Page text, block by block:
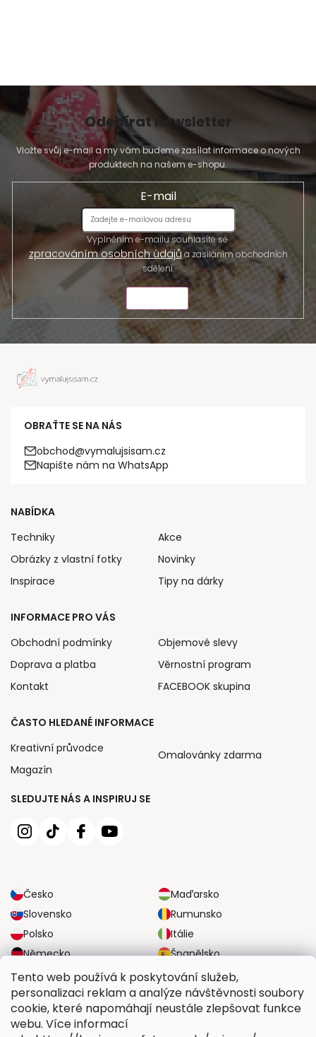
Tento web používá k poskytování služeb,
personalizaci reklam a analýze návštěvnosti soubory
cookie, které napomáhají neustále zlepšovat funkce
webu. Více informací
Odebírat newsletter
Vložte svůj e-mail a my vám budeme zasílat informace o nových
produktech na našem e-shopu.
E-mail
Vyplněním e-mailu souhlasíte se
zpracováním osobních údajůa zasíláním obchodních
sdělení.
OBRAŤTE SE NA NÁS
obchod@vymalujsisam.cz
Napište nám na WhatsApp
SLEDUJTE NÁS A INSPIRUJ SE
Česko
Maďarsko
Slovensko
Rumunsko
Polsko
Itálie
Německo
Španělsko
Velká Británie
Rakousko
NABÍDKA
Techniky
Obrázky z vlastní fotky
Inspirace
Akce
Novinky
Tipy na dárky
INFORMACE PRO VÁS
Obchodní podmínky
Doprava a platba
Kontakt
Objemové slevy
Věrnostní program
FACEBOOK skupina
ČASTO HLEDANÉ INFORMACE
Kreativní průvodce
Magazín
Omalovánky zdarma
SPOLEHLIVÉ MOŽNOSTI DOPRAVY